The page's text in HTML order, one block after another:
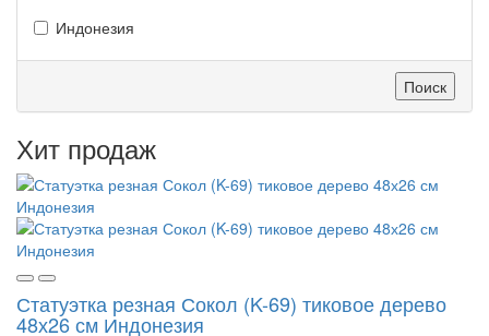
Индонезия
Поиск
Хит продаж
Статуэтка резная Сокол (K-69) тиковое дерево
48х26 см Индонезия